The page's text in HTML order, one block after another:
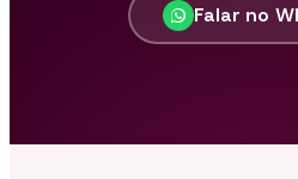
Falar no